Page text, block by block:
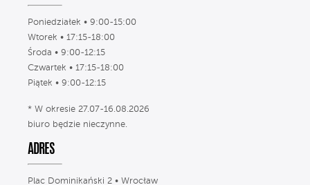
Poniedziałek • 9:00-15:00
Wtorek • 17:15-18:00
Środa • 9:00-12:15
Czwartek • 17:15-18:00
Piątek • 9:00-12:15
* W okresie 27.07-16.08.2026
biuro będzie nieczynne.
ADRES
Plac Dominikański 2 • Wrocław